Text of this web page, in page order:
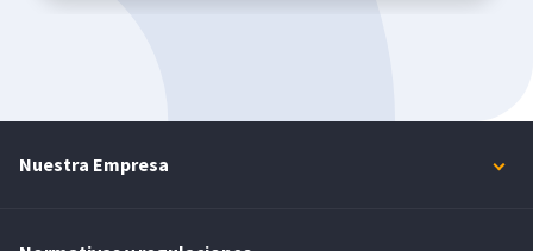
Nuestra Empresa